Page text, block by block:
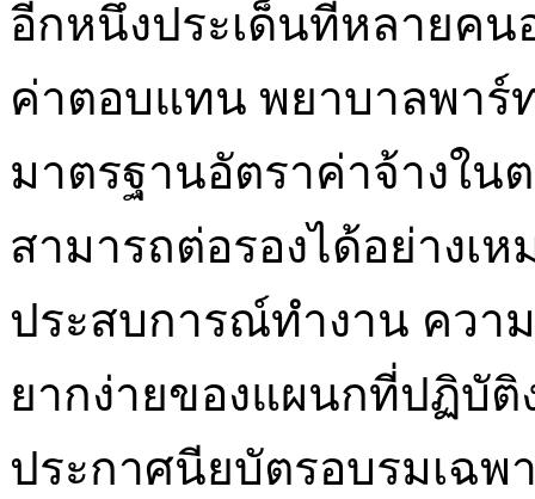
อีกหนึ่งประเด็นที่หลายคน
ค่าตอบแทน พยาบาลพาร์
มาตรฐานอัตราค่าจ้างใน
สามารถต่อรองได้อย่างเ
ประสบการณ์ทำงาน ควา
ยากง่ายของแผนกที่ปฏิบั
ประกาศนียบัตรอบรมเฉพ